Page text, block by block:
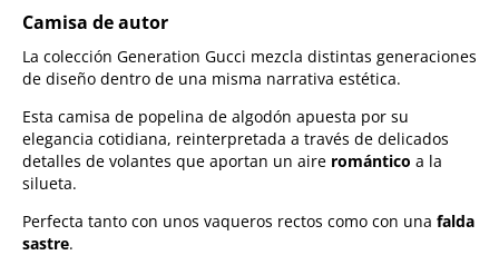
Camisa de autor
La colección Generation Gucci mezcla distintas generaciones
de diseño dentro de una misma narrativa estética.
Esta camisa de popelina de algodón apuesta por su
elegancia cotidiana, reinterpretada a través de delicados
detalles de volantes que aportan un aire romántico a la
silueta.
Perfecta tanto con unos vaqueros rectos como con una falda
sastre.